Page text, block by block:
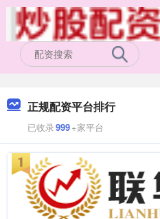
正规配资平台排行
已收录999+家平台